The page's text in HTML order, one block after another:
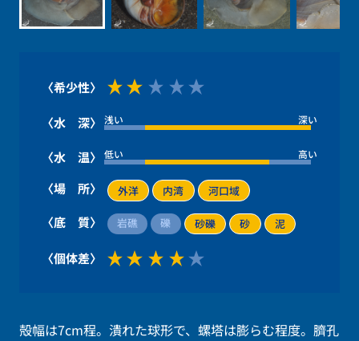
〈希少性〉
〈水 深〉 浅い 深い
〈水 温〉 低い 高い
〈場 所〉 外洋 内湾 河口域
〈底 質〉 岩礁 礫 砂礫 砂 泥
〈個体差〉
殻幅は7cm程。潰れた球形で、螺塔は膨らむ程度。臍孔